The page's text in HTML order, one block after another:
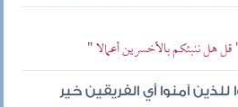
هل ننبئكم بالأخسرين أعمالا "
للذين آمنوا أي الفريقين خير